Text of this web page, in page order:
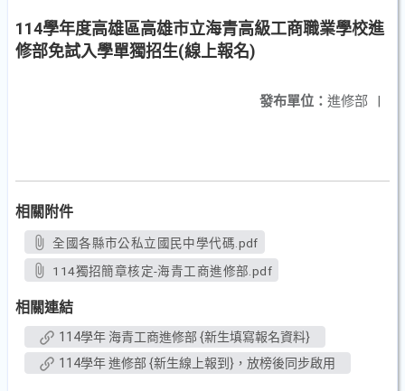
114學年度高雄區高雄市立海青高級工商職業學校進
修部免試入學單獨招生(線上報名)
發布單位： 進修部 |
相關附件
全國各縣市公私立國民中學代碼.pdf
114獨招簡章核定-海青工商進修部.pdf
相關連結
114學年 海青工商進修部 {新生填寫報名資料}
114學年 進修部 {新生線上報到}，放榜後同步啟用